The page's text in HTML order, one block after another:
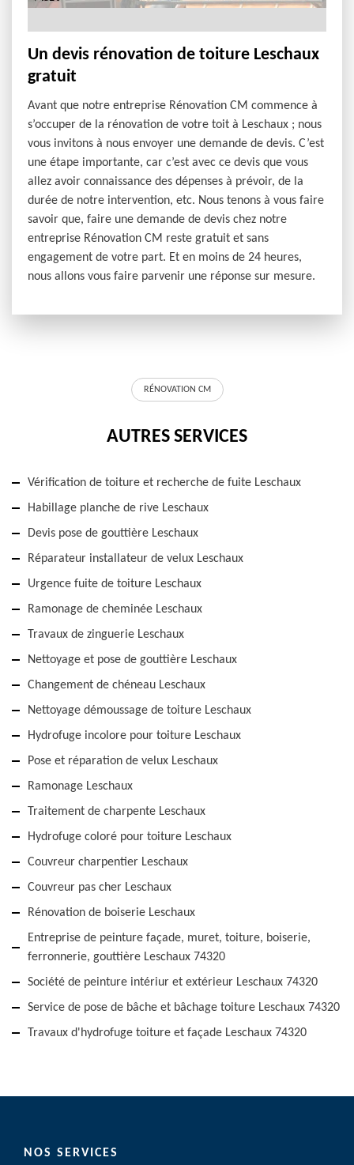
Un devis rénovation de toiture Leschaux
gratuit
Avant que notre entreprise Rénovation CM commence à
s’occuper de la rénovation de votre toit à Leschaux ; nous
vous invitons à nous envoyer une demande de devis. C’est
une étape importante, car c’est avec ce devis que vous
allez avoir connaissance des dépenses à prévoir, de la
durée de notre intervention, etc. Nous tenons à vous faire
savoir que, faire une demande de devis chez notre
entreprise Rénovation CM reste gratuit et sans
engagement de votre part. Et en moins de 24 heures,
nous allons vous faire parvenir une réponse sur mesure.
RÉNOVATION CM
AUTRES SERVICES
Vérification de toiture et recherche de fuite Leschaux
Habillage planche de rive Leschaux
Devis pose de gouttière Leschaux
Réparateur installateur de velux Leschaux
Urgence fuite de toiture Leschaux
Ramonage de cheminée Leschaux
Travaux de zinguerie Leschaux
Nettoyage et pose de gouttière Leschaux
Changement de chéneau Leschaux
Nettoyage démoussage de toiture Leschaux
Hydrofuge incolore pour toiture Leschaux
Pose et réparation de velux Leschaux
Ramonage Leschaux
Traitement de charpente Leschaux
Hydrofuge coloré pour toiture Leschaux
Couvreur charpentier Leschaux
Couvreur pas cher Leschaux
Rénovation de boiserie Leschaux
Entreprise de peinture façade, muret, toiture, boiserie,
ferronnerie, gouttière Leschaux 74320
Société de peinture intériur et extérieur Leschaux 74320
Service de pose de bâche et bâchage toiture Leschaux 74320
Travaux d'hydrofuge toiture et façade Leschaux 74320
NOS SERVICES